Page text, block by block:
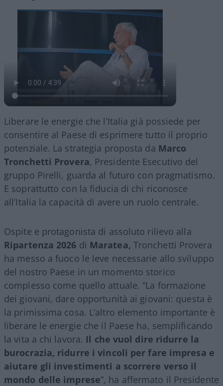
Liberare le energie che l’Italia già possiede per
consentire al Paese di esprimere tutto il proprio
potenziale. La strategia proposta da Marco
Tronchetti Provera, Presidente Esecutivo del
gruppo Pirelli, guarda al futuro con pragmatismo.
E soprattutto con la fiducia di chi riconosce
all’Italia la capacità di avere un ruolo centrale.
Ospite e protagonista di assoluto rilievo alla
Ripartenza 2026 di Maratea, Tronchetti Provera
ha messo a fuoco le leve necessarie allo sviluppo
del nostro Paese in un momento storico
complesso come quello attuale. “La formazione
dei giovani, dare opportunità ai giovani: questa è
la primissima cosa. L’altro elemento importante è
liberare le energie che il Paese ha, semplificando
la vita a chi lavora. Il che vuol dire ridurre la
burocrazia, ridurre i vincoli per fare impresa e
aiutare gli investimenti a scorrere verso il
mondo delle imprese”, ha affermato il Presidente